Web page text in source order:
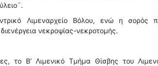
Λιμεναρχείο Βόλου, ενώ η σορός
νεκροψίας-νεκροτομής.
το Β’ Λιμενικό Τμήμα Θίσβης του